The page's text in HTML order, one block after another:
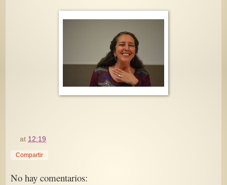
at 12:19
Compartir
No hay comentarios: